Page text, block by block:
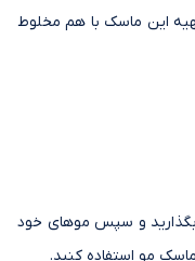
تهیه این ماسک با هم مخلوط
روی مو سر بگذارید و سپس موهای خود
مو استفاده کنید.